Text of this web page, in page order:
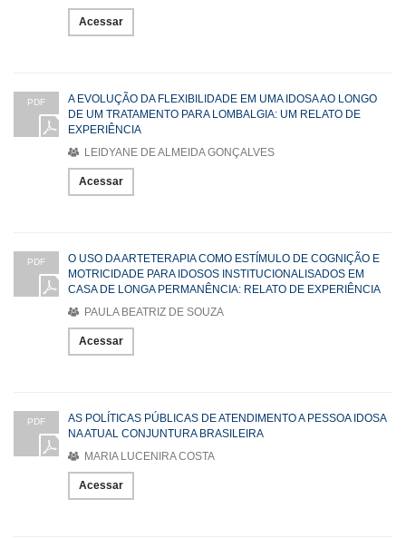
Acessar
PDF
A EVOLUÇÃO DA FLEXIBILIDADE EM UMA IDOSA AO LONGO
DE UM TRATAMENTO PARA LOMBALGIA: UM RELATO DE
EXPERIÊNCIA
LEIDYANE DE ALMEIDA GONÇALVES
Acessar
PDF
O USO DA ARTETERAPIA COMO ESTÍMULO DE COGNIÇÃO E
MOTRICIDADE PARA IDOSOS INSTITUCIONALISADOS EM
CASA DE LONGA PERMANÊNCIA: RELATO DE EXPERIÊNCIA
PAULA BEATRIZ DE SOUZA
Acessar
PDF
AS POLÍTICAS PÚBLICAS DE ATENDIMENTO A PESSOA IDOSA
NA ATUAL CONJUNTURA BRASILEIRA
MARIA LUCENIRA COSTA
Acessar